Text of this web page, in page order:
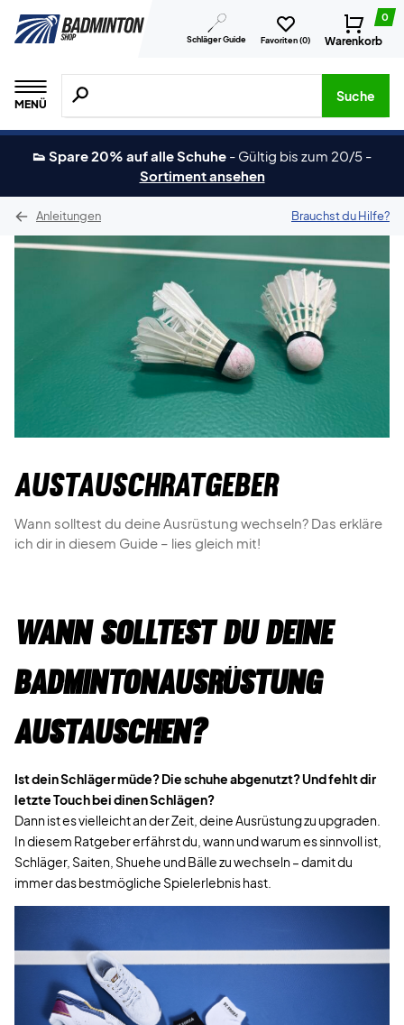
Schläger Guide Favoriten (0)
0
Warenkorb
MENÜ
Suche nach Produkten, Marken usw.
Suche
👟 Spare 20% auf alle Schuhe - Gültig bis zum 20/5 -
Sortiment ansehen
Anleitungen Brauchst du Hilfe?
Austauschratgeber
Wann solltest du deine Ausrüstung wechseln? Das erkläre
ich dir in diesem Guide – lies gleich mit!
WANN SOLLTEST DU DEINE
BADMINTONAUSRÜSTUNG
AUSTAUSCHEN?
Ist dein Schläger müde? Die schuhe abgenutzt? Und fehlt dir
letzte Touchbei dinen Schlägen?
Dann ist es vielleicht an der Zeit, deine Ausrüstung zu upgraden.
In diesem Ratgeber erfährst du, wann und warum es sinnvoll ist,
Schläger, Saiten, Shuehe und Bälle zu wechseln – damit du
immer das bestmögliche Spielerlebnis hast.